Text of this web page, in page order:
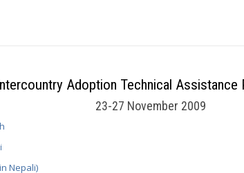
Adoption Technical Assistance
23-27 November 2009
Nepali)